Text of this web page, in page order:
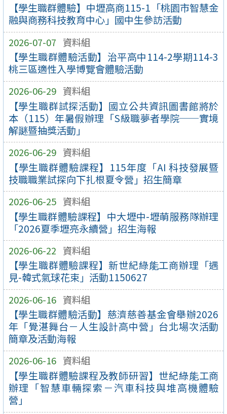
【學生職群體驗】中壢高商115-1「桃園市智慧金
融與商務科技教育中心」國中生參訪活動
2026-07-07 資料組
【學生職群體驗活動】治平高中114-2學期114-3
桃三區適性入學博覽會體驗活動
2026-06-29 資料組
【學生職群試探活動】國立公共資訊圖書館將於
本（115）年暑假辦理「S級職夢者學院──實境
解謎暨抽獎活動」
2026-06-29 資料組
【學生職群體驗課程】115年度「AI 科技發展暨
技職職業試探向下扎根夏令營」招生簡章
2026-06-25 資料組
【學生職群體驗課程】中大壢中-壢萌服務隊辦理
「2026夏季壢亮永續營」招生海報
2026-06-22 資料組
【學生職群體驗課程】新世紀綠能工商辦理「遇
見-韓式氣球花束」活動1150627
2026-06-16 資料組
【學生職群體驗活動】慈濟慈善基金會舉辦2026
年「覺湛舞台－人生設計高中營」台北場次活動
簡章及活動海報
2026-06-16 資料組
【學生職群體驗課程及教師研習】世紀綠能工商
辦理「智慧車輛探索－汽車科技與堆高機體驗
營」